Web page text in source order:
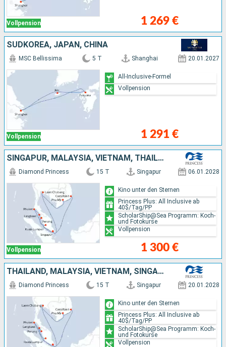
Vollpension 1 269 €
SÜDKOREA, JAPAN, CHINA
Vollpension
MSC Bellissima 5 T Shanghai 20.01.2027
1 291 €
All-Inclusive-Formel
Vollpension
SINGAPUR, MALAYSIA, VIETNAM, THAILAND
Vollpension
Diamond Princess 15 T Singapur 06.01.2028
1 300 €
Kino unter den Sternen
Princess Plus: All Inclusive ab
40$/Tag/PP
ScholarShip@Sea Programm: Koch-
und Fotokurse
Vollpension
THAILAND, MALAYSIA, VIETNAM, SINGAPUR
Diamond Princess 15 T Singapur 20.01.2028
Kino unter den Sternen
Princess Plus: All Inclusive ab
40$/Tag/PP
ScholarShip@Sea Programm: Koch-
und Fotokurse
Vollpension